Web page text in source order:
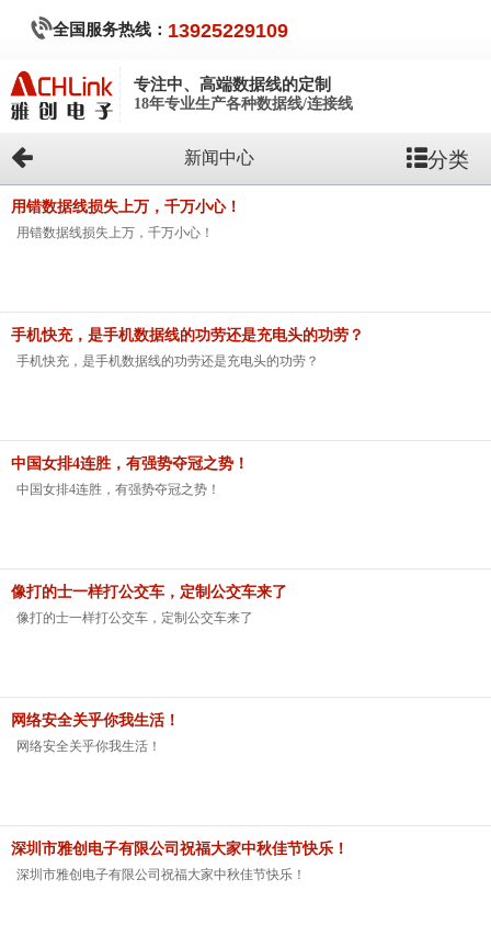
全国服务热线： 13925229109
专注中、高端数据线的定制
18年专业生产各种数据线/连接线
新闻中心 分类
用错数据线损失上万，千万小心！
用错数据线损失上万，千万小心！
手机快充，是手机数据线的功劳还是充电头的功劳？
手机快充，是手机数据线的功劳还是充电头的功劳？
中国女排4连胜，有强势夺冠之势！
中国女排4连胜，有强势夺冠之势！
像打的士一样打公交车，定制公交车来了
像打的士一样打公交车，定制公交车来了
网络安全关乎你我生活！
网络安全关乎你我生活！
深圳市雅创电子有限公司祝福大家中秋佳节快乐！
深圳市雅创电子有限公司祝福大家中秋佳节快乐！